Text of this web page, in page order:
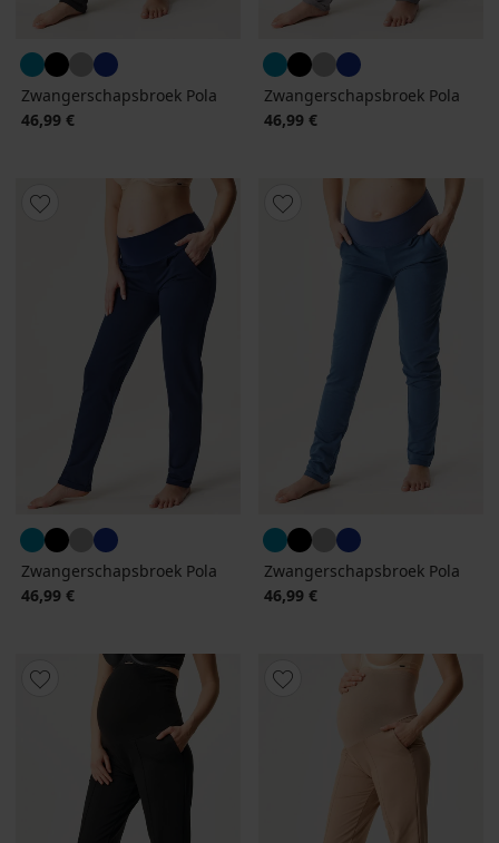
Zwangerschapsbroek Pola
46,99 €
Zwangerschapsbroek Pola
46,99 €
Zwangerschapsbroek Pola
46,99 €
Zwangerschapsbroek Pola
46,99 €